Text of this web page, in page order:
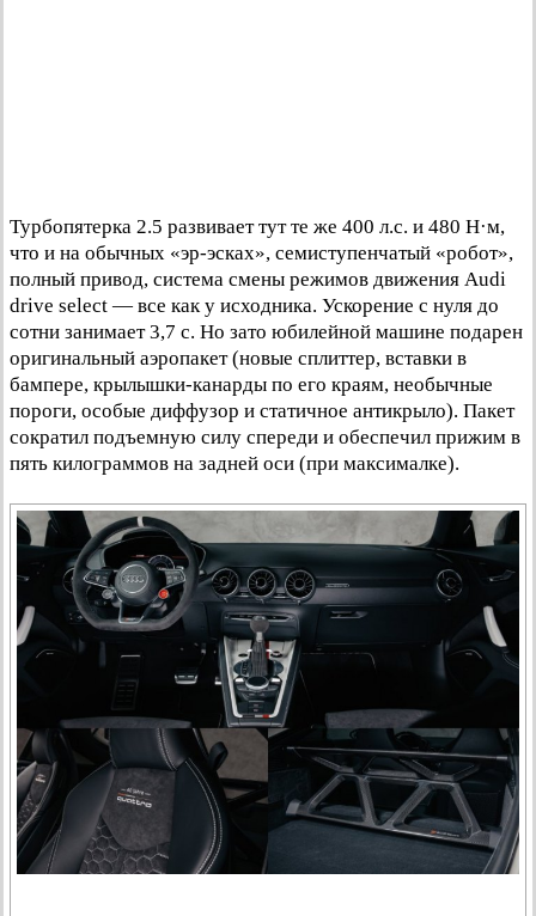
Турбопятерка 2.5 развивает тут те же 400 л.с. и 480 Н·м,
что и на обычных «эр-эсках», семиступенчатый «робот»,
полный привод, система смены режимов движения Audi
drive select — все как у исходника. Ускорение с нуля до
сотни занимает 3,7 с. Но зато юбилейной машине подарен
оригинальный аэропакет (новые сплиттер, вставки в
бампере, крылышки-канарды по его краям, необычные
пороги, особые диффузор и статичное антикрыло). Пакет
сократил подъемную силу спереди и обеспечил прижим в
пять килограммов на задней оси (при максималке).